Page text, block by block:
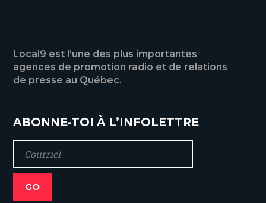
Local9 est l’une des plus importantes
agences de promotion radio et de relations
de presse au Québec.
ABONNE-TOI À L’INFOLETTRE